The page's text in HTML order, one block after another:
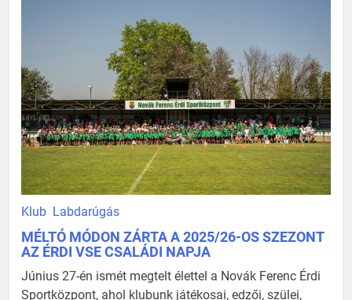
Klub Labdarúgás
MÉLTÓ MÓDON ZÁRTA A 2025/26-OS SZEZONT
AZ ÉRDI VSE CSALÁDI NAPJA
Június 27-én ismét megtelt élettel a Novák Ferenc Érdi
Sportközpont, ahol klubunk játékosai, edzői, szülei,